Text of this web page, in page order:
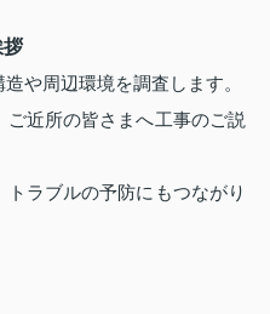
や周辺環境を調査します。
近所の皆さまへ工事のご説
ラブルの予防にもつながり